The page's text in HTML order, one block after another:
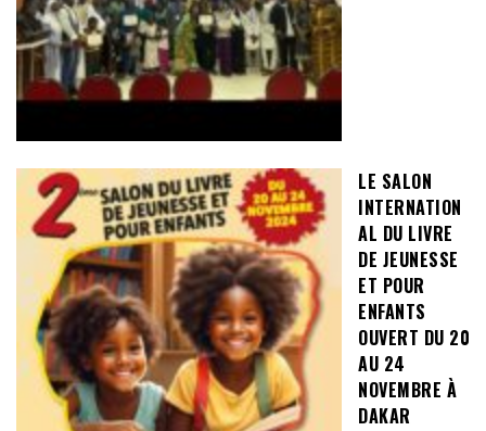
LE SALON
INTERNATION
AL DU LIVRE
DE JEUNESSE
ET POUR
ENFANTS
OUVERT DU 20
AU 24
NOVEMBRE À
DAKAR